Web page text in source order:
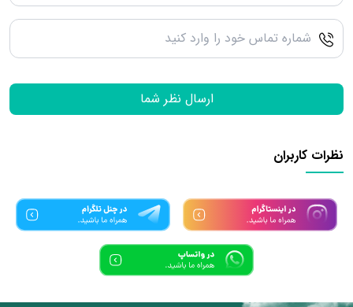
ارسال نظر شما
نظرات کاربران